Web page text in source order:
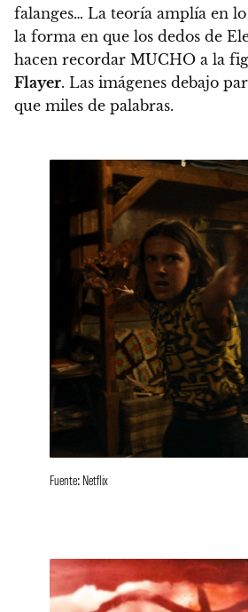
falanges… La teoría amplía en
la forma en que los dedos de
hacen recordar MUCHO a la
Flayer. Las imágenes debajo
que miles de palabras.
Fuente: Netflix